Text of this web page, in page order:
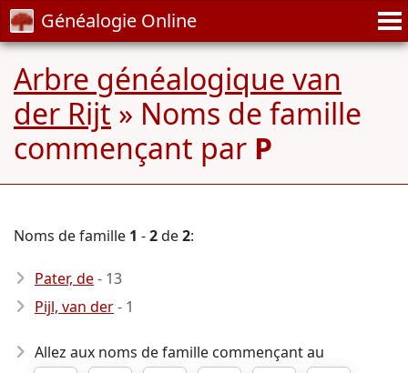
Généalogie Online
Arbre généalogique van
der Rijt » Noms de famille
commençant par P
Noms de famille 1 -2de2:
Pater, de- 13
Pijl, van der- 1
Allez aux noms de famille commençant au